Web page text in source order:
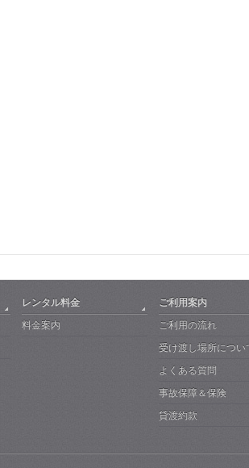
レンタル料金
料金案内
ご利用案内
ご利用の流れ
受け渡し場所につい
よくある質問
事故保障＆保険
貸渡約款